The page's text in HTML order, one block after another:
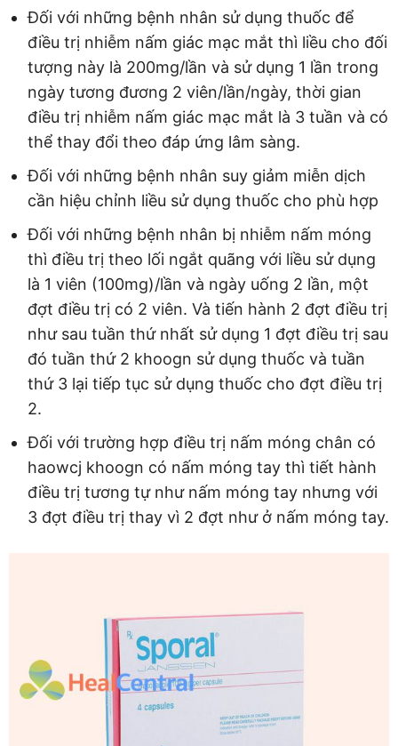
Đối với những bệnh nhân sử dụng thuốc để
điều trị nhiễm nấm giác mạc mắt thì liều cho đối
tượng này là 200mg/lần và sử dụng 1 lần trong
ngày tương đương 2 viên/lần/ngày, thời gian
điều trị nhiễm nấm giác mạc mắt là 3 tuần và có
thể thay đổi theo đáp ứng lâm sàng.
Đối với những bệnh nhân suy giảm miễn dịch
cần hiệu chỉnh liều sử dụng thuốc cho phù hợp
Đối với những bệnh nhân bị nhiễm nấm móng
thì điều trị theo lối ngắt quãng với liều sử dụng
là 1 viên (100mg)/lần và ngày uống 2 lần, một
đợt điều trị có 2 viên. Và tiến hành 2 đợt điều trị
như sau tuần thứ nhất sử dụng 1 đợt điều trị sau
đó tuần thứ 2 khoogn sử dụng thuốc và tuần
thứ 3 lại tiếp tục sử dụng thuốc cho đợt điều trị
2.
Đối với trường hợp điều trị nấm móng chân có
haowcj khoogn có nấm móng tay thì tiết hành
điều trị tương tự như nấm móng tay nhưng với
3 đợt điều trị thay vì 2 đợt như ở nấm móng tay.